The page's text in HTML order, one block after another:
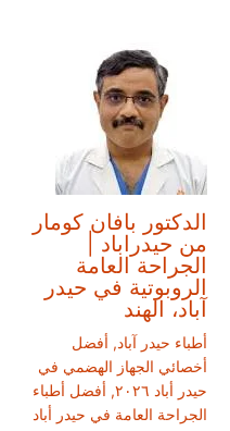
الدكتور بافان كومار
من حيدراباد |
الجراحة العامة
الروبوتية في حيدر
آباد، الهند
أطباء حيدر آباد, أفضل
أخصائي الجهاز الهضمي في
حيدر أباد ٢٠٢٦
, أفضل أطباء
الجراحة العامة في حيدر أباد